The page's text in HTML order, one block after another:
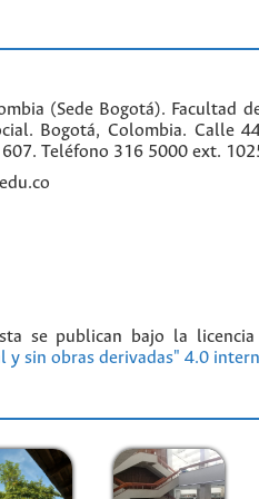
(Sede Bogotá). Facultad
Bogotá, Colombia. Calle
Teléfono 316 5000 ext.
se publican bajo la
y sin obras derivadas" 4.0